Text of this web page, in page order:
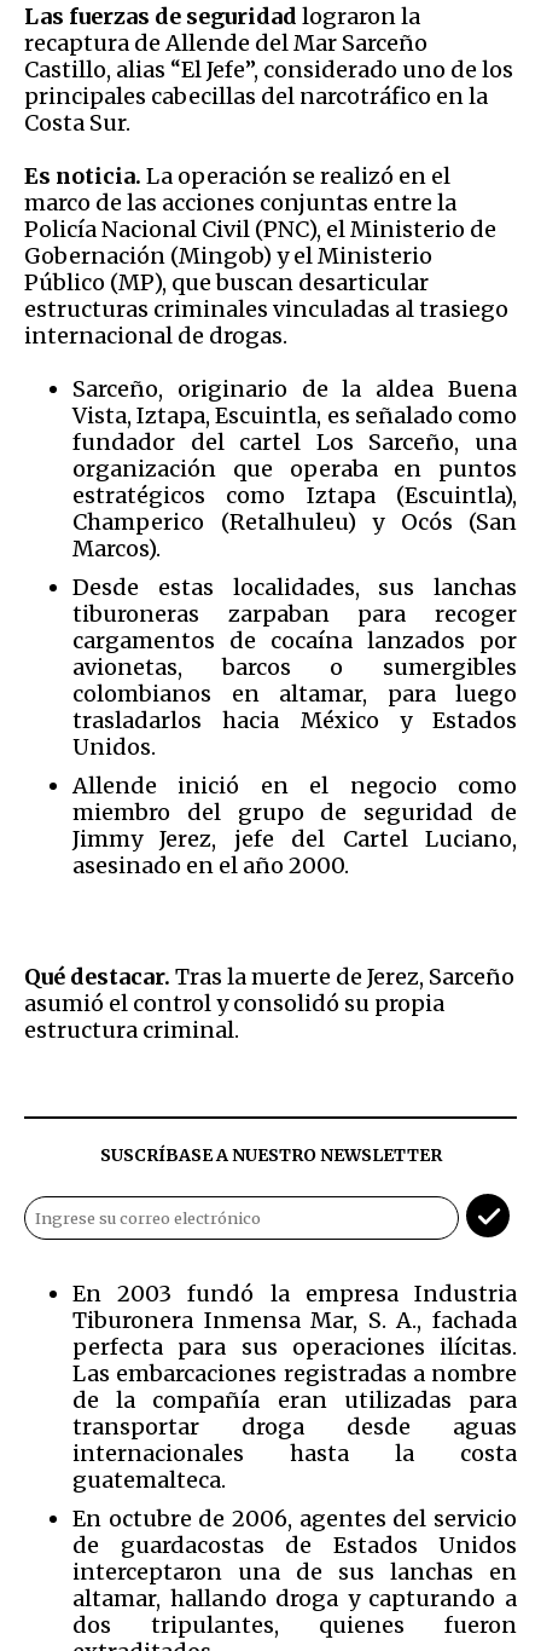
Las fuerzas de seguridad lograron la
recaptura de Allende del Mar Sarceño
Castillo, alias “El Jefe”, considerado uno de los
principales cabecillas del narcotráfico en la
Costa Sur.
Es noticia. La operación se realizó en el
marco de las acciones conjuntas entre la
Policía Nacional Civil (PNC), el Ministerio de
Gobernación (Mingob) y el Ministerio
Público (MP), que buscan desarticular
estructuras criminales vinculadas al trasiego
internacional de drogas.
Sarceño, originario de la aldea Buena
Vista, Iztapa, Escuintla, es señalado como
fundador del cartel Los Sarceño, una
organización que operaba en puntos
estratégicos como Iztapa (Escuintla),
Champerico (Retalhuleu) y Ocós (San
Marcos).
Desde estas localidades, sus lanchas
tiburoneras zarpaban para recoger
cargamentos de cocaína lanzados por
avionetas, barcos o sumergibles
colombianos en altamar, para luego
trasladarlos hacia México y Estados
Unidos.
Allende inició en el negocio como
miembro del grupo de seguridad de
Jimmy Jerez, jefe del Cartel Luciano,
asesinado en el año 2000.
Qué destacar. Tras la muerte de Jerez, Sarceño
asumió el control y consolidó su propia
estructura criminal.
SUSCRÍBASE A NUESTRO NEWSLETTER
En 2003 fundó la empresa Industria
Tiburonera Inmensa Mar, S. A., fachada
perfecta para sus operaciones ilícitas.
Las embarcaciones registradas a nombre
de la compañía eran utilizadas para
transportar droga desde aguas
internacionales hasta la costa
guatemalteca.
En octubre de 2006, agentes del servicio
de guardacostas de Estados Unidos
interceptaron una de sus lanchas en
altamar, hallando droga y capturando a
dos tripulantes, quienes fueron